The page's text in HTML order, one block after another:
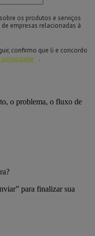
os produtos e serviços
empresas relacionadas à
confirmo que li e concordo
.
o problema, o fluxo de
para finalizar sua